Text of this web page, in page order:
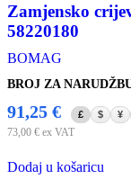
Zamjensko
58220180
BOMAG
BROJ ZA
91,25 € £ $ ¥
73,00 € ex VAT
Dodaj u košaricu